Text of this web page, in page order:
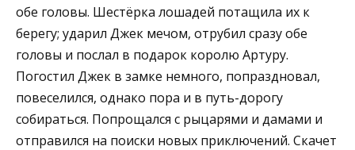
обе головы. Шестёрка лошадей потащила их к
берегу; ударил Джек мечом, отрубил сразу обе
головы и послал в подарок королю Артуру.
Погостил Джек в замке немного, попраздновал,
повеселился, однако пора и в путь-дорогу
собираться. Попрощался с рыцарями и дамами и
отправился на поиски новых приключений. Скачет